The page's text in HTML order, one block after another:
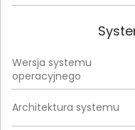
Wersja systemu
operacyjnego
Architektura systemu